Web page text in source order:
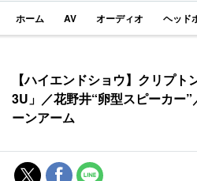
ホーム AV オーディオ ヘッド
【ハイエンドショウ】クリプ
3U」／花野井“卵型スピーカー
ーンアーム